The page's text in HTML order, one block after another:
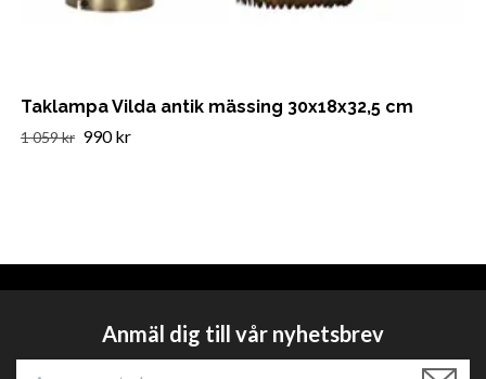
Taklampa Vilda antik mässing 30x18x32,5 cm
1 059 kr 990 kr
Anmäl dig till vår nyhetsbrev